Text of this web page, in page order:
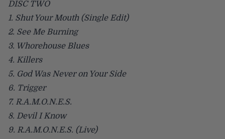
DISC TWO
1. Shut Your Mouth (Single Edit)
2. See Me Burning
3. Whorehouse Blues
4. Killers
5. God Was Never on Your Side
6. Trigger
7. R.A.M.O.N.E.S.
8. Devil I Know
9. R.A.M.O.N.E.S. (Live)